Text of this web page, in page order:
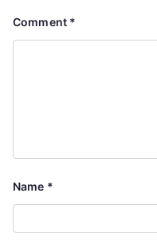
Comment *
Name *